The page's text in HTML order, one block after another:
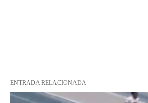
ENTRADA RELACIONADA